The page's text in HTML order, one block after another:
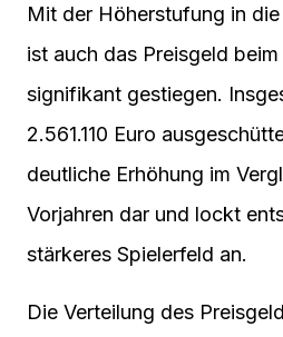
Mit der Höherstufung in
ist auch das Preisgeld beim
signifikant gestiegen.
2.561.110 Euro
deutliche Erhöhung im
Vorjahren dar und lockt
stärkeres Spielerfeld an.
Die Verteilung des